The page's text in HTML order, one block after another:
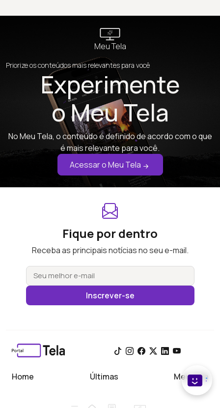
Meu Tela
Priorize os conteúdos mais relevantes para você
Experimente
o Meu Tela
No Meu Tela, o conteúdo é definido de acordo com o que
é mais relevante para você.
Acessar o Meu Tela
Fique por dentro
Receba as principais notícias no seu e-mail.
Inscrever-se
Home Últimas Meu Tela